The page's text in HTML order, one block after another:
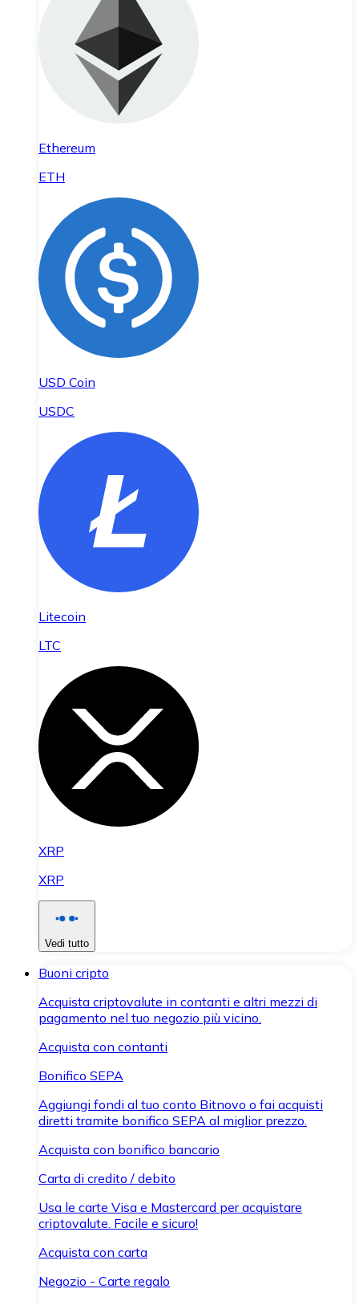
Ethereum
ETH
USD Coin
USDC
Litecoin
LTC
XRP
XRP
Vedi tutto
Buoni cripto
Acquista criptovalute in contanti e altri mezzi di
pagamento nel tuo negozio più vicino.
Acquista con contanti
Bonifico SEPA
Aggiungi fondi al tuo conto Bitnovo o fai acquisti
diretti tramite bonifico SEPA al miglior prezzo.
Acquista con bonifico bancario
Carta di credito / debito
Usa le carte Visa e Mastercard per acquistare
criptovalute. Facile e sicuro!
Acquista con carta
Negozio - Carte regalo